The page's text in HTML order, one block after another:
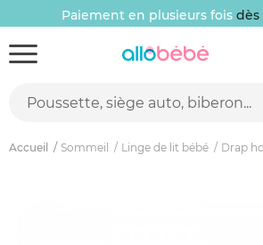
Paiement en plusieurs fois dès
Accueil Sommeil Linge de lit bébé Drap